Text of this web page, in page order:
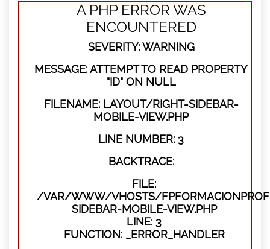
A PHP ERROR WAS
ENCOUNTERED
SEVERITY: WARNING
MESSAGE: ATTEMPT TO READ PROPERTY
"ID" ON NULL
FILENAME: LAYOUT/RIGHT-SIDEBAR-
MOBILE-VIEW.PHP
LINE NUMBER: 3
BACKTRACE:
FILE:
/VAR/WWW/VHOSTS/
SIDEBAR-MOBILE-VIEW.PHP
LINE: 3
FUNCTION: _ERROR_HANDLER